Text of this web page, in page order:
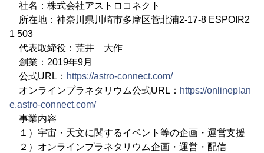
社名：株式会社アストロコネクト
所在地：神奈川県川崎市多摩区菅北浦2-17-8 ESPOIR2
1 503
代表取締役：荒井 大作
創業：2019年9月
公式URL： https://astro-connect.com/
オンラインプラネタリウム公式URL： https://onlineplan
e.astro-connect.com/
事業内容
１）宇宙・天文に関するイベント等の企画・運営支援
２）オンラインプラネタリウム企画・運営・配信